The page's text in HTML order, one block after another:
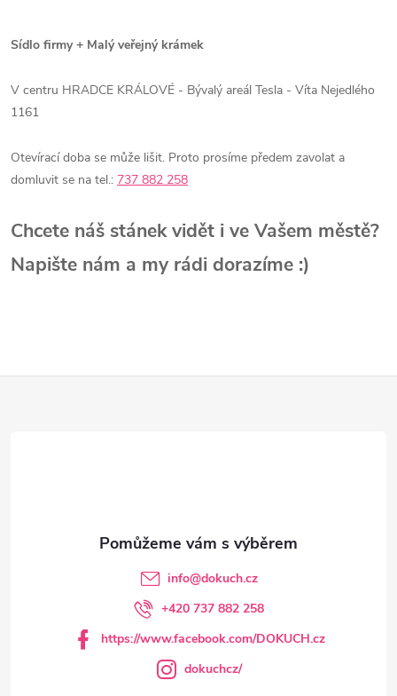
Sídlo firmy + Malý veřejný krámek
V centru HRADCE KRÁLOVÉ - Bývalý areál Tesla - Víta Nejedlého
1161
Otevírací doba se může lišit. Proto prosíme předem zavolat a
domluvit se na tel.: 737 882 258
Chcete náš stánek vidět i ve Vašem městě?
Napište nám a my rádi dorazíme :)
info@dokuch.cz
+420 737 882 258
https://www.facebook.com/DOKUCH.cz
dokuchcz/